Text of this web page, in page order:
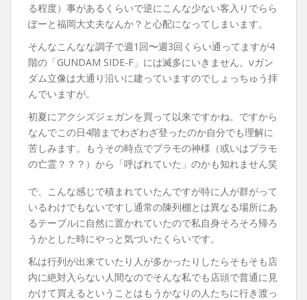
る程度）事があるくらいで逆にこんな少ない客入りでらら
ぽーと福岡大丈夫なんか？と心配になってしまいます。
そんなこんなな調子で週1回〜週3回くらい通ってますが4
階の「GUNDAM SIDE-F」には滅多にいきません。νガン
ダム立像は大通り沿いに建っていますのでしょっちゅう拝
んでいますが。
初夏にアクシズジェガンを買って以来ですかね。ですから
なんでこの日4階までわざわざ登ったのか自分でも理解に
苦しみます。もうその時点でプラモの神様（或いはプラモ
の亡霊？？？）から「呼ばれていた」のかも知れません笑
で、こんな感じで積まれていたんですが特に人が群がって
いるわけでもないですし通常の陳列棚とは異なる場所にあ
るテーブルに自然に置かれていたので私自身そろそろ帰ろ
うかとした時にやっと気づいたくらいです。
私は行列が出来ていたり人が多かったりしたらそもそも店
内に絶対入らない人間なのでそんな私でも店頭で普通に見
かけて買えるということはもうかなりの人たちに行き渡っ